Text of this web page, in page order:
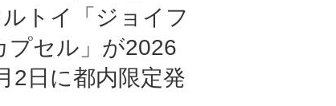
トイ「ジョイフ
プセル」が2026
2日に都内限定発